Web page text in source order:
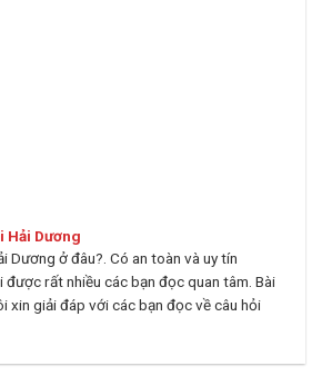
Hải Dương
Dương ở đâu?. Có an toàn và uy tín
được rất nhiều các bạn đọc quan tâm. Bài
xin giải đáp với các bạn đọc về câu hỏi